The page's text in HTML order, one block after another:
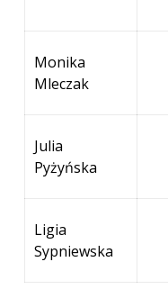
Monika
Mleczak
Julia
Pyżyńska
Ligia
Sypniewska